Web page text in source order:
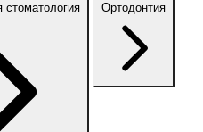
стоматология Ортодонтия